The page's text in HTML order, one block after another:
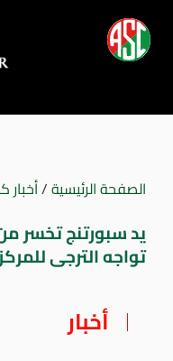
الصفحة الرئيسية/أخبار
يد سبورتنج تخسر
تواجه الترجى
أخبار